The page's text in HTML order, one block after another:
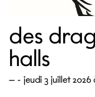
des
halls
— - jeudi 3 juillet 2026